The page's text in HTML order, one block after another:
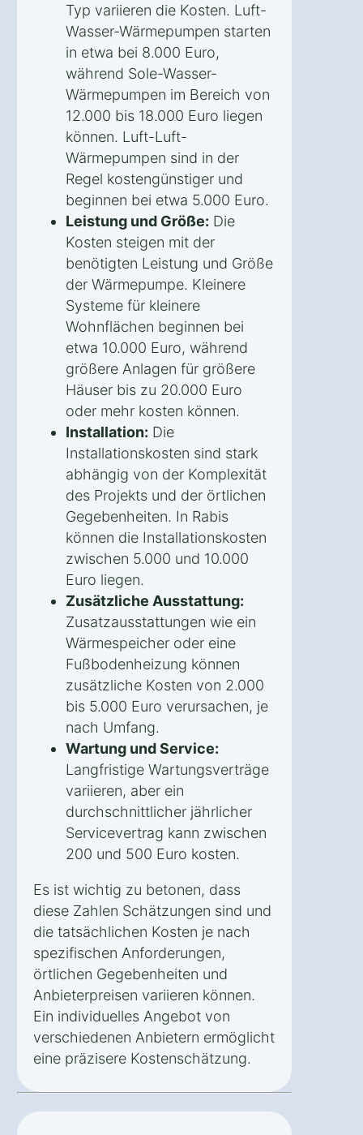
Typ variieren die Kosten. Luft-
Wasser-Wärmepumpen starten
in etwa bei 8.000 Euro,
während Sole-Wasser-
Wärmepumpen im Bereich von
12.000 bis 18.000 Euro liegen
können. Luft-Luft-
Wärmepumpen sind in der
Regel kostengünstiger und
beginnen bei etwa 5.000 Euro.
Leistung und Größe: Die
Kosten steigen mit der
benötigten Leistung und Größe
der Wärmepumpe. Kleinere
Systeme für kleinere
Wohnflächen beginnen bei
etwa 10.000 Euro, während
größere Anlagen für größere
Häuser bis zu 20.000 Euro
oder mehr kosten können.
Installation: Die
Installationskosten sind stark
abhängig von der Komplexität
des Projekts und der örtlichen
Gegebenheiten. In Rabis
können die Installationskosten
zwischen 5.000 und 10.000
Euro liegen.
Zusätzliche Ausstattung:
Zusatzausstattungen wie ein
Wärmespeicher oder eine
Fußbodenheizung können
zusätzliche Kosten von 2.000
bis 5.000 Euro verursachen, je
nach Umfang.
Wartung und Service:
Langfristige Wartungsverträge
variieren, aber ein
durchschnittlicher jährlicher
Servicevertrag kann zwischen
200 und 500 Euro kosten.
Es ist wichtig zu betonen, dass
diese Zahlen Schätzungen sind und
die tatsächlichen Kosten je nach
spezifischen Anforderungen,
örtlichen Gegebenheiten und
Anbieterpreisen variieren können.
Ein individuelles Angebot von
verschiedenen Anbietern ermöglicht
eine präzisere Kostenschätzung.